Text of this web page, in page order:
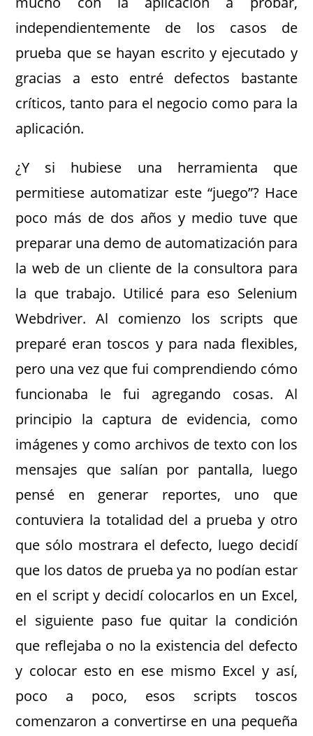
independientemente de los casos de
prueba que se hayan escrito y ejecutado y
gracias a esto entré defectos bastante
críticos, tanto para el negocio como para la
aplicación.
¿Y si hubiese una herramienta que
permitiese automatizar este “juego”? Hace
poco más de dos años y medio tuve que
preparar una demo de automatización para
la web de un cliente de la consultora para
la que trabajo. Utilicé para eso Selenium
Webdriver. Al comienzo los scripts que
preparé eran toscos y para nada flexibles,
pero una vez que fui comprendiendo cómo
funcionaba le fui agregando cosas. Al
principio la captura de evidencia, como
imágenes y como archivos de texto con los
mensajes que salían por pantalla, luego
pensé en generar reportes, uno que
contuviera la totalidad del a prueba y otro
que sólo mostrara el defecto, luego decidí
que los datos de prueba ya no podían estar
en el script y decidí colocarlos en un Excel,
el siguiente paso fue quitar la condición
que reflejaba o no la existencia del defecto
y colocar esto en ese mismo Excel y así,
poco a poco, esos scripts toscos
comenzaron a convertirse en una pequeña